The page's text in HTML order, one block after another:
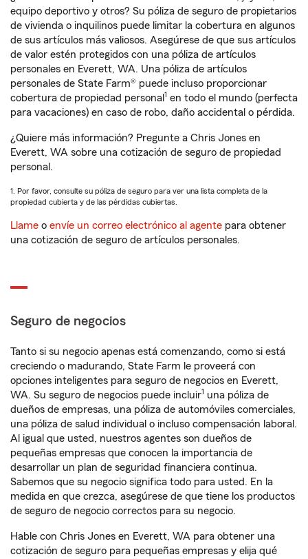
equipo deportivo y otros? Su póliza de seguro de propietarios
de vivienda o inquilinos puede limitar la cobertura en algunos
de sus artículos más valiosos. Asegúrese de que sus artículos
de valor estén protegidos con una póliza de artículos
personales en Everett, WA. Una póliza de artículos
personales de State Farm® puede incluso proporcionar
cobertura de propiedad personal 1 en todo el mundo (perfecta
para vacaciones) en caso de robo, daño accidental o pérdida.
¿Quiere más información? Pregunte a Chris Jones en
Everett, WA sobre una cotización de seguro de propiedad
personal.
1. Por favor, consulte su póliza de seguro para ver una lista completa de la
propiedad cubierta y de las pérdidas cubiertas.
Llame o envíe un correo electrónico al agente para obtener
una cotización de seguro de artículos personales.
Seguro de negocios
Tanto si su negocio apenas está comenzando, como si está
creciendo o madurando, State Farm le proveerá con
opciones inteligentes para seguro de negocios en Everett,
WA. Su seguro de negocios puede incluir1 una póliza de
dueños de empresas, una póliza de automóviles comerciales,
una póliza de salud individual o incluso compensación laboral.
Al igual que usted, nuestros agentes son dueños de
pequeñas empresas que conocen la importancia de
desarrollar un plan de seguridad financiera continua.
Sabemos que su negocio significa todo para usted. En la
medida en que crezca, asegúrese de que tiene los productos
de seguro de negocio correctos para su negocio.
Hable con Chris Jones en Everett, WA para obtener una
cotización de seguro para pequeñas empresas y elija qué